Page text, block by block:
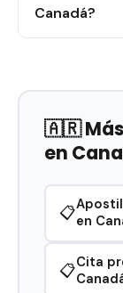
Canadá?
🇦🇷
en
📋en
📋Cita